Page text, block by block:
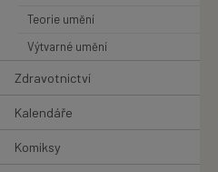
Teorie umění
Výtvarné umění
Zdravotnictví
Kalendáře
Komiksy